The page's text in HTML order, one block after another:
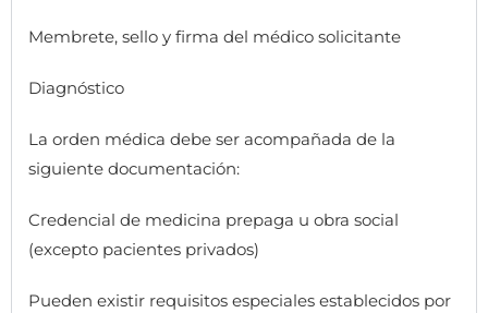
Membrete, sello y firma del médico solicitante
Diagnóstico
La orden médica debe ser acompañada de la
siguiente documentación:
Credencial de medicina prepaga u obra social
(excepto pacientes privados)
Pueden existir requisitos especiales establecidos por